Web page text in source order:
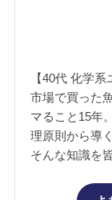
【40代 化学系
市場で買った
マること15年
理原則から導
そんな知識を